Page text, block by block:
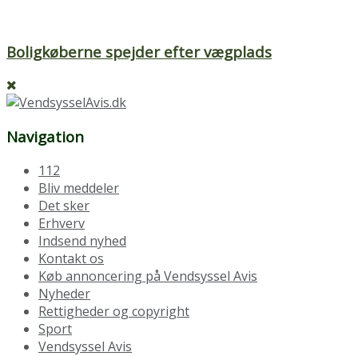
Boligkøberne spejder efter vægplads
Navigation
112
Bliv meddeler
Det sker
Erhverv
Indsend nyhed
Kontakt os
Køb annoncering på Vendsyssel Avis
Nyheder
Rettigheder og copyright
Sport
Vendsyssel Avis